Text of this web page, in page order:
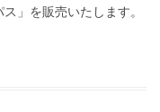
」を販売いたします。